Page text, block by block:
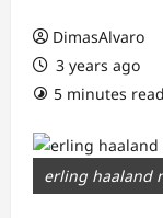
DimasAlvaro
3 years ago
5 minutes read
erling haaland